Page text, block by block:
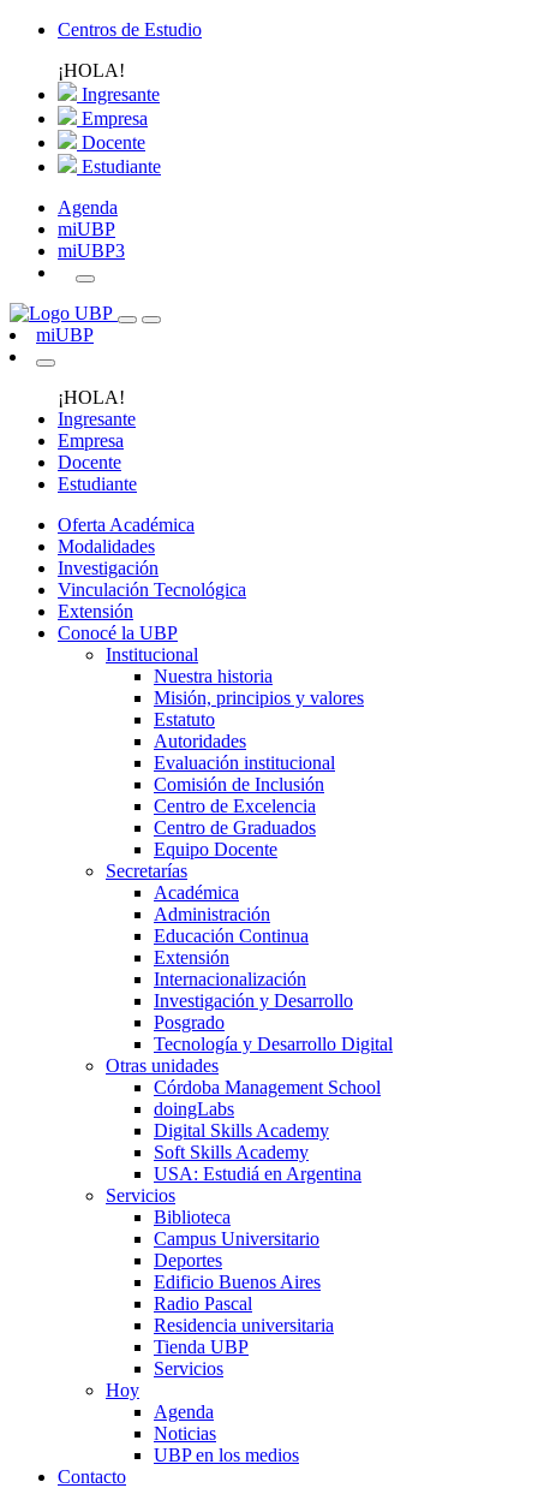
Centros de Estudio
¡HOLA!
Ingresante
Empresa
Docente
Estudiante
Agenda
miUBP
miUBP3
miUBP
¡HOLA!
Ingresante
Empresa
Docente
Estudiante
Oferta Académica
Modalidades
Investigación
Vinculación Tecnológica
Extensión
Conocé la UBP
Institucional
Nuestra historia
Misión, principios y valores
Estatuto
Autoridades
Evaluación institucional
Comisión de Inclusión
Centro de Excelencia
Centro de Graduados
Equipo Docente
Secretarías
Académica
Administración
Educación Continua
Extensión
Internacionalización
Investigación y Desarrollo
Posgrado
Tecnología y Desarrollo Digital
Otras unidades
Córdoba Management School
doingLabs
Digital Skills Academy
Soft Skills Academy
USA: Estudiá en Argentina
Servicios
Biblioteca
Campus Universitario
Deportes
Edificio Buenos Aires
Radio Pascal
Residencia universitaria
Tienda UBP
Servicios
Hoy
Agenda
Noticias
UBP en los medios
Contacto